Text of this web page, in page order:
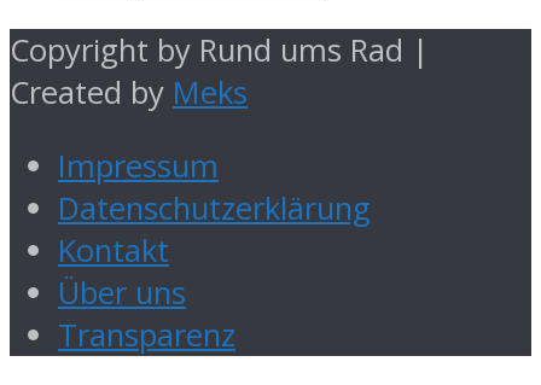
Copyright by Rund ums Rad |
Created by Meks
Impressum
Datenschutzerklärung
Kontakt
Über uns
Transparenz